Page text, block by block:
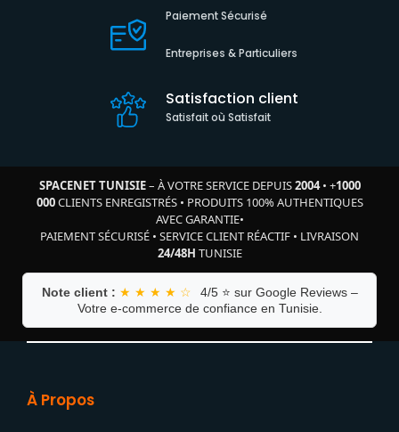
Paiement Sécurisé
Entreprises & Particuliers
Satisfaction client
Satisfait où Satisfait
SPACENET TUNISIE– À VOTRE SERVICE DEPUIS2004• +1000
000CLIENTS ENREGISTRÉS• PRODUITS 100% AUTHENTIQUES
AVEC GARANTIE•
PAIEMENT SÉCURISÉ • SERVICE CLIENT RÉACTIF • LIVRAISON
24/48H TUNISIE
Note client : ★ ★ ★ ★ ☆
4/5 ⭐ sur Google Reviews –
Votre e-commerce de confiance en Tunisie.
À Propos